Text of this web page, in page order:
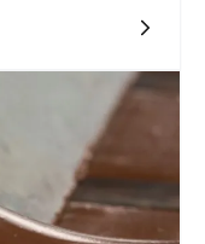
produkcji, która
w szczególności
usprawniają